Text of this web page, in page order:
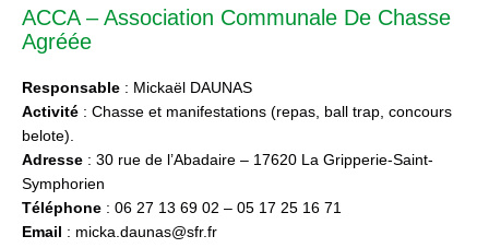
ACCA – Association Communale De Chasse
Agréée
Responsable : Mickaël DAUNAS
Activité : Chasse et manifestations (repas, ball trap, concours
belote).
Adresse : 30 rue de l’Abadaire – 17620 La Gripperie-Saint-
Symphorien
Téléphone : 06 27 13 69 02 – 05 17 25 16 71
Email : micka.daunas@sfr.fr